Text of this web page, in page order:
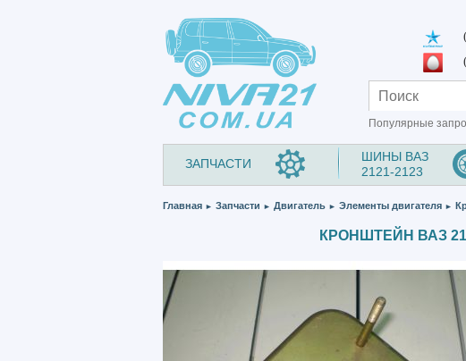
Популярные
ЗАПЧАСТИ
ШИНЫ ВАЗ
2121-2123
Главная ► Запчасти ► Двигатель ► Элементы двигателя ►
КРОНШТЕЙН ВАЗ